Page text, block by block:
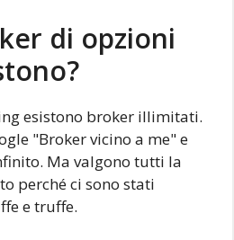
di opzioni
esistono broker illimitati.
"Broker vicino a me" e
Ma valgono tutti la
perché ci sono stati
e truffe.